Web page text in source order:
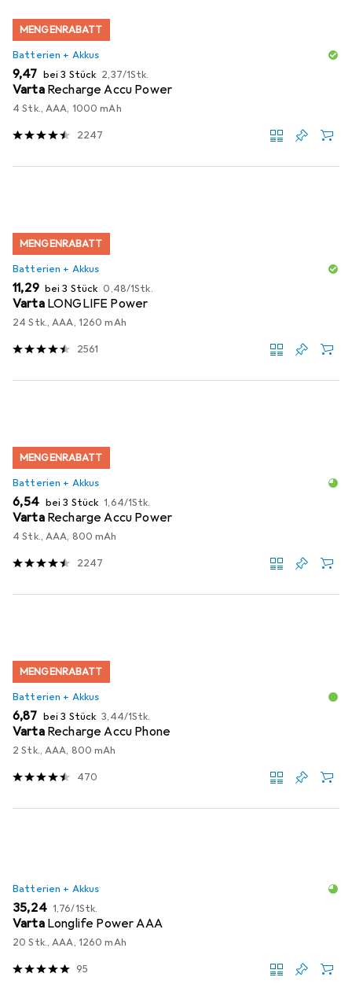
MENGENRABATT
Batterien + Akkus
EUR
9,47 bei 3 Stück EUR
2,37/1Stk.
Varta Recharge Accu Power
4 Stk., AAA, 1000 mAh
2247
MENGENRABATT
Batterien + Akkus
EUR
11,29 bei 3 Stück EUR
0,48/1Stk.
Varta LONGLIFE Power
24 Stk., AAA, 1260 mAh
2561
MENGENRABATT
Batterien + Akkus
EUR
6,54 bei 3 Stück EUR
1,64/1Stk.
Varta Recharge Accu Power
4 Stk., AAA, 800 mAh
2247
MENGENRABATT
Batterien + Akkus
EUR
6,87 bei 3 Stück EUR
3,44/1Stk.
Varta Recharge Accu Phone
2 Stk., AAA, 800 mAh
470
Batterien + Akkus
EUR
35,24 EUR
1,76/1Stk.
Varta Longlife Power AAA
20 Stk., AAA, 1260 mAh
95